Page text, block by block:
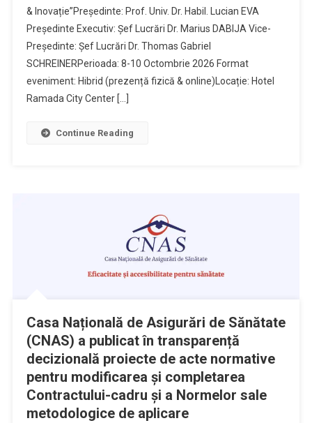
& Inovație”Președinte: Prof. Univ. Dr. Habil. Lucian EVA
Președinte Executiv: Șef Lucrări Dr. Marius DABIJA Vice-
Președinte: Șef Lucrări Dr. Thomas Gabriel
SCHREINERPerioada: 8-10 Octombrie 2026 Format
eveniment: Hibrid (prezență fizică & online)Locație: Hotel
Ramada City Center […]
Continue Reading
Casa Națională de Asigurări de Sănătate
(CNAS) a publicat în transparență
decizională proiecte de acte normative
pentru modificarea și completarea
Contractului-cadru și a Normelor sale
metodologice de aplicare